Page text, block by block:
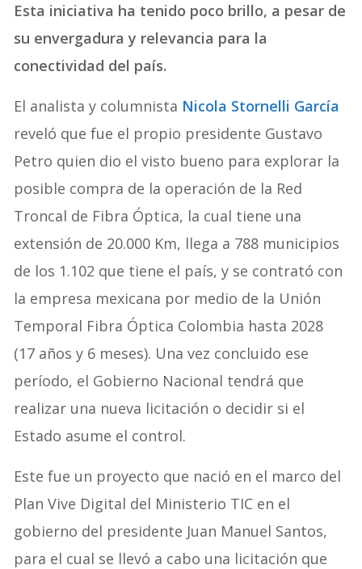
Esta iniciativa ha tenido poco brillo, a pesar de
su envergadura y relevancia para la
conectividad del país.
El analista y columnista Nicola Stornelli García
reveló que fue el propio presidente Gustavo
Petro quien dio el visto bueno para explorar la
posible compra de la operación de la Red
Troncal de Fibra Óptica, la cual tiene una
extensión de 20.000 Km, llega a 788 municipios
de los 1.102 que tiene el país, y se contrató con
la empresa mexicana por medio de la Unión
Temporal Fibra Óptica Colombia hasta 2028
(17 años y 6 meses). Una vez concluido ese
período, el Gobierno Nacional tendrá que
realizar una nueva licitación o decidir si el
Estado asume el control.
Este fue un proyecto que nació en el marco del
Plan Vive Digital del Ministerio TIC en el
gobierno del presidente Juan Manuel Santos,
para el cual se llevó a cabo una licitación que